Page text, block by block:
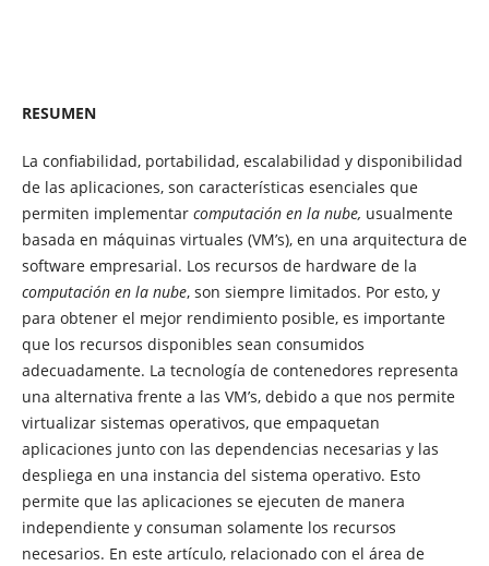
RESUMEN
La confiabilidad, portabilidad, escalabilidad y disponibilidad
de las aplicaciones, son características esenciales que
permiten implementar computación en la nube, usualmente
basada en máquinas virtuales (VM’s), en una arquitectura de
software empresarial. Los recursos de hardware de la
computación en la nube, son siempre limitados. Por esto, y
para obtener el mejor rendimiento posible, es importante
que los recursos disponibles sean consumidos
adecuadamente. La tecnología de contenedores representa
una alternativa frente a las VM’s, debido a que nos permite
virtualizar sistemas operativos, que empaquetan
aplicaciones junto con las dependencias necesarias y las
despliega en una instancia del sistema operativo. Esto
permite que las aplicaciones se ejecuten de manera
independiente y consuman solamente los recursos
necesarios. En este artículo, relacionado con el área de